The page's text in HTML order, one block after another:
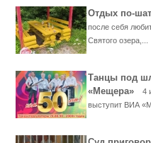
Отдых по-
после себя
Святого озера,...
Танцы под
«Мещера»
4
выступит ВИА